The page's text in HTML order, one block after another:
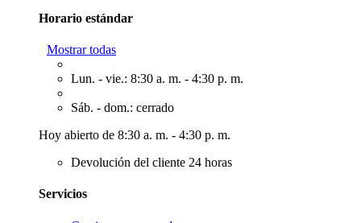
Horario estándar
Mostrar todas
Lun. - vie.: 8:30 a. m. - 4:30 p. m.
Sáb. - dom.: cerrado
Hoy abierto de 8:30 a. m. - 4:30 p. m.
Devolución del cliente 24 horas
Servicios